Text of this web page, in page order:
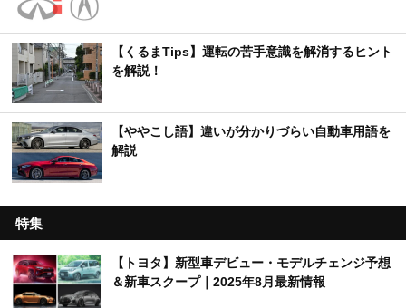
【くるまTips】運転の苦手意識を解消するヒント
を解説！
【ややこし語】違いが分かりづらい自動車用語を
解説
特集
【トヨタ】新型車デビュー・モデルチェンジ予想
＆新車スクープ｜2025年8月最新情報